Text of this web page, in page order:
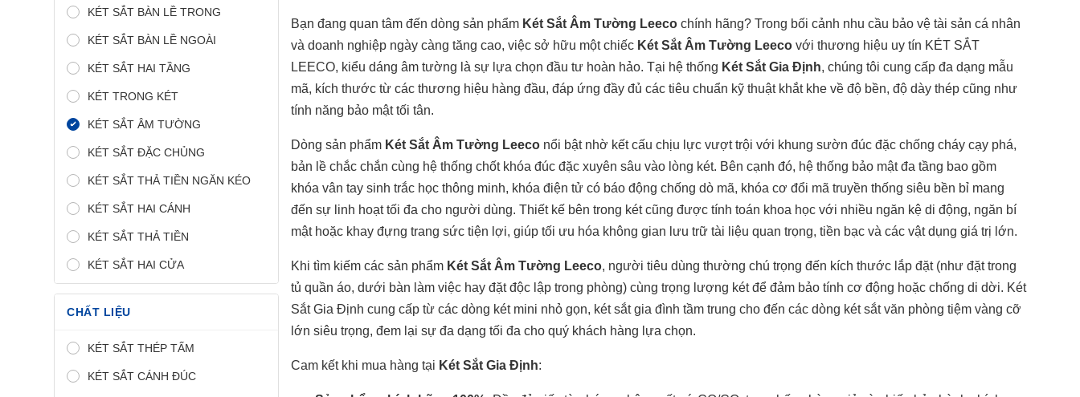
KÉT SẮT BÀN LỀ TRONG
KÉT SẮT BÀN LỀ NGOÀI
KÉT SẮT HAI TẦNG
KÉT TRONG KÉT
KÉT SẮT ÂM TƯỜNG
KÉT SẮT ĐẶC CHỦNG
KÉT SẮT THẢ TIỀN NGĂN KÉO
KÉT SẮT HAI CÁNH
KÉT SẮT THẢ TIỀN
KÉT SẮT HAI CỬA
CHẤT LIỆU
KÉT SẮT THÉP TẤM
KÉT SẮT CÁNH ĐÚC
Bạn đang quan tâm đến dòng sản phẩm Két Sắt Âm Tường Leeco chính hãng? Trong bối cảnh nhu cầu bảo vệ tài sản cá nhân
và doanh nghiệp ngày càng tăng cao, việc sở hữu một chiếc Két Sắt Âm Tường Leeco với thương hiệu uy tín KÉT SẮT
LEECO, kiểu dáng âm tường là sự lựa chọn đầu tư hoàn hảo. Tại hệ thống Két Sắt Gia Định, chúng tôi cung cấp đa dạng mẫu
mã, kích thước từ các thương hiệu hàng đầu, đáp ứng đầy đủ các tiêu chuẩn kỹ thuật khắt khe về độ bền, độ dày thép cũng như
tính năng bảo mật tối tân.
Dòng sản phẩm Két Sắt Âm Tường Leeco nổi bật nhờ kết cấu chịu lực vượt trội với khung sườn đúc đặc chống cháy cạy phá,
bản lề chắc chắn cùng hệ thống chốt khóa đúc đặc xuyên sâu vào lòng két. Bên cạnh đó, hệ thống bảo mật đa tầng bao gồm
khóa vân tay sinh trắc học thông minh, khóa điện tử có báo động chống dò mã, khóa cơ đổi mã truyền thống siêu bền bỉ mang
đến sự linh hoạt tối đa cho người dùng. Thiết kế bên trong két cũng được tính toán khoa học với nhiều ngăn kệ di động, ngăn bí
mật hoặc khay đựng trang sức tiện lợi, giúp tối ưu hóa không gian lưu trữ tài liệu quan trọng, tiền bạc và các vật dụng giá trị lớn.
Khi tìm kiếm các sản phẩm Két Sắt Âm Tường Leeco, người tiêu dùng thường chú trọng đến kích thước lắp đặt (như đặt trong
tủ quần áo, dưới bàn làm việc hay đặt độc lập trong phòng) cùng trọng lượng két để đảm bảo tính cơ động hoặc chống di dời. Két
Sắt Gia Định cung cấp từ các dòng két mini nhỏ gọn, két sắt gia đình tầm trung cho đến các dòng két sắt văn phòng tiệm vàng cỡ
lớn siêu trọng, đem lại sự đa dạng tối đa cho quý khách hàng lựa chọn.
Cam kết khi mua hàng tại Két Sắt Gia Định: